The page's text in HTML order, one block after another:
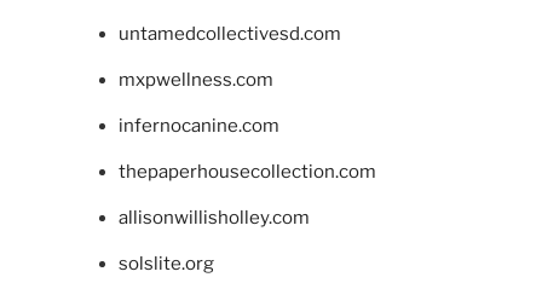
untamedcollectivesd.com
mxpwellness.com
infernocanine.com
thepaperhousecollection.com
allisonwillisholley.com
solslite.org